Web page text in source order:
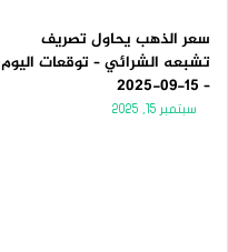
سعر الذهب يحاول تصريف
تشبعه الشرائي – توقعات اليوم
– 15-09-2025
سبتمبر 15, 2025